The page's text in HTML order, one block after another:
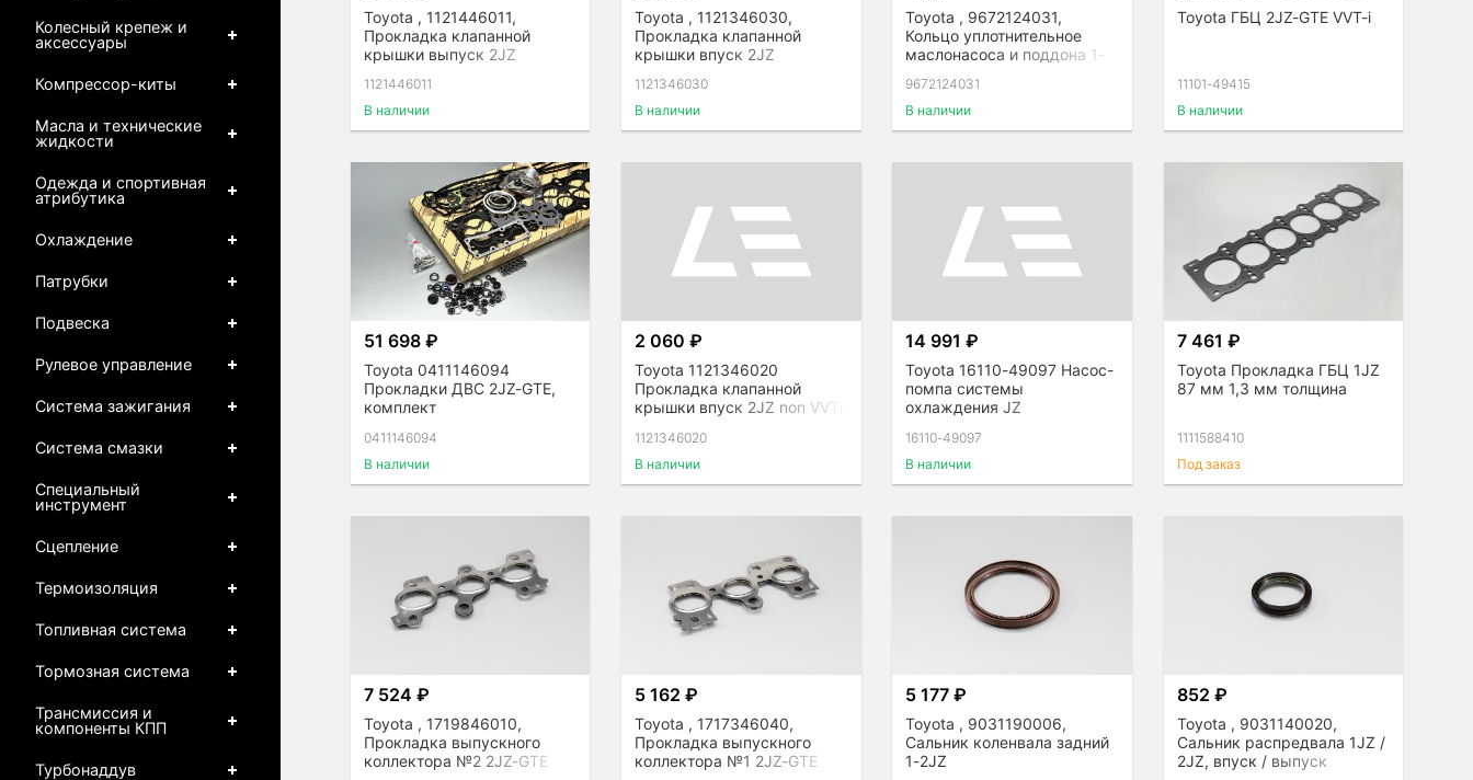
Toyota , 1121446011,
Прокладка клапанной
крышки выпуск 2JZ
1121446011
В наличии
Toyota , 1121346030,
Прокладка клапанной
крышки впуск 2JZ
1121346030
В наличии
Toyota , 9672124031,
Кольцо уплотнительное
маслонасоса и поддона 1-
9672124031
В наличии
Toyota ГБЦ 2JZ-GTE VVT-i
11101-49415
В наличии
51 698 ₽
Toyota 0411146094
Прокладки ДВС 2JZ-GTE,
комплект
0411146094
В наличии
2 060 ₽
Toyota 1121346020
Прокладка клапанной
крышки впуск 2JZ non VVTi
1121346020
В наличии
14 991 ₽
Toyota 16110-49097 Насос-
помпа системы
охлаждения JZ
16110-49097
В наличии
7 461 ₽
Toyota Прокладка ГБЦ 1JZ
87 мм 1,3 мм толщина
1111588410
Под заказ
7 524 ₽
Toyota , 1719846010,
Прокладка выпускного
коллектора №2 2JZ-GTE
5 162 ₽
Toyota , 1717346040,
Прокладка выпускного
коллектора №1 2JZ-GTE
5 177 ₽
Toyota , 9031190006,
Сальник коленвала задний
1-2JZ
852 ₽
Toyota , 9031140020,
Сальник распредвала 1JZ /
2JZ, впуск / выпуск
Колесный крепеж и
аксессуары
Компрессор-киты
Масла и технические
жидкости
Одежда и спортивная
атрибутика
Охлаждение
Патрубки
Подвеска
Рулевое управление
Система зажигания
Система смазки
Специальный
инструмент
Сцепление
Термоизоляция
Топливная система
Тормозная система
Трансмиссия и
компоненты КПП
Турбонаддув